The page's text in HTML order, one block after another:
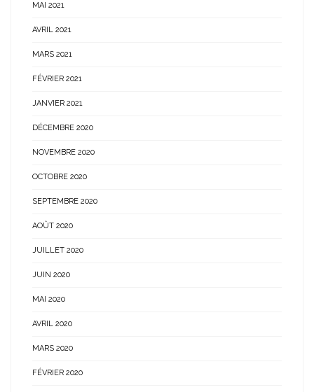
MAI 2021
AVRIL 2021
MARS 2021
FÉVRIER 2021
JANVIER 2021
DÉCEMBRE 2020
NOVEMBRE 2020
OCTOBRE 2020
SEPTEMBRE 2020
AOÛT 2020
JUILLET 2020
JUIN 2020
MAI 2020
AVRIL 2020
MARS 2020
FÉVRIER 2020